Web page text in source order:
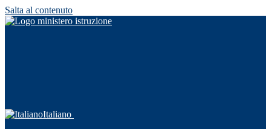
Salta al contenuto
Italiano